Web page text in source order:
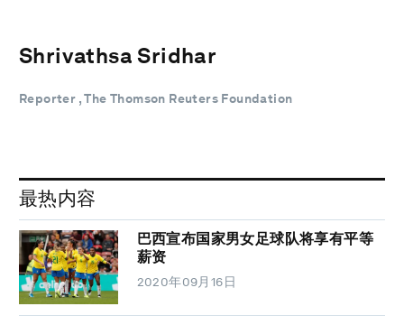
Shrivathsa Sridhar
Reporter , The Thomson Reuters Foundation
最热内容
巴西宣布国家男女足球队将享有平等
薪资
2020年09月16日